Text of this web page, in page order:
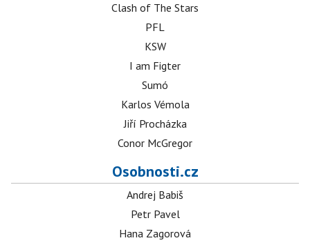
Clash of The Stars
PFL
KSW
I am Figter
Sumó
Karlos Vémola
Jiří Procházka
Conor McGregor
Osobnosti.cz
Andrej Babiš
Petr Pavel
Hana Zagorová